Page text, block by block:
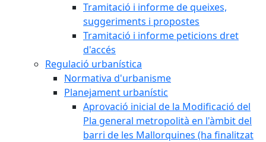
Tramitació i informe de queixes,
suggeriments i propostes
Tramitació i informe peticions dret
d'accés
Regulació urbanística
Normativa d'urbanisme
Planejament urbanístic
Aprovació inicial de la Modificació del
Pla general metropolità en l'àmbit del
barri de les Mallorquines (ha finalitzat